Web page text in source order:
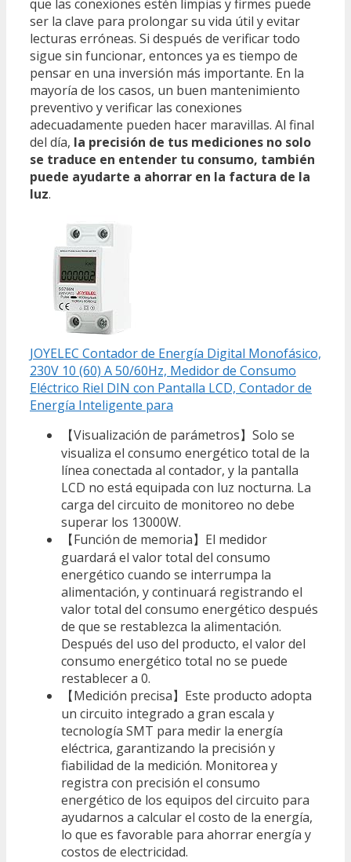
que las conexiones estén limpias y firmes puede
ser la clave para prolongar su vida útil y evitar
lecturas erróneas. Si después de verificar todo
sigue sin funcionar, entonces ya es tiempo de
pensar en una inversión más importante. En la
mayoría de los casos, un buen mantenimiento
preventivo y verificar las conexiones
adecuadamente pueden hacer maravillas. Al final
del día, la precisión de tus mediciones no solo
se traduce en entender tu consumo, también
puede ayudarte a ahorrar en la factura de la
luz.
JOYELEC Contador de Energía Digital Monofásico,
230V 10 (60) A 50/60Hz, Medidor de Consumo
Eléctrico Riel DIN con Pantalla LCD, Contador de
Energía Inteligente para
【Visualización de parámetros】Solo se
visualiza el consumo energético total de la
línea conectada al contador, y la pantalla
LCD no está equipada con luz nocturna. La
carga del circuito de monitoreo no debe
superar los 13000W.
【Función de memoria】El medidor
guardará el valor total del consumo
energético cuando se interrumpa la
alimentación, y continuará registrando el
valor total del consumo energético después
de que se restablezca la alimentación.
Después del uso del producto, el valor del
consumo energético total no se puede
restablecer a 0.
【Medición precisa】Este producto adopta
un circuito integrado a gran escala y
tecnología SMT para medir la energía
eléctrica, garantizando la precisión y
fiabilidad de la medición. Monitorea y
registra con precisión el consumo
energético de los equipos del circuito para
ayudarnos a calcular el costo de la energía,
lo que es favorable para ahorrar energía y
costos de electricidad.